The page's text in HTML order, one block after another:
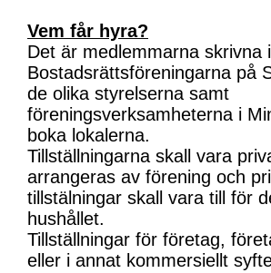
Vem får hyra?
Det är medlemmarna skrivna
Bostadsrättsföreningarna på
de olika styrelserna samt
föreningsverksamheterna i
boka lokalerna.
Tillställningarna skall vara
arrangeras av förening och
tillstälningar skall vara till för
hushållet.
Tillställningar för företag,
eller i annat kommersiellt